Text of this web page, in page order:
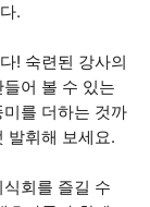
.
! 숙련된 강사의
어 볼 수 있는
를 더하는 것까
발휘해 보세요.
회를 즐길 수